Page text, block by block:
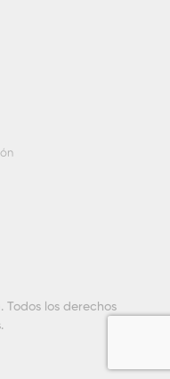
los derechos